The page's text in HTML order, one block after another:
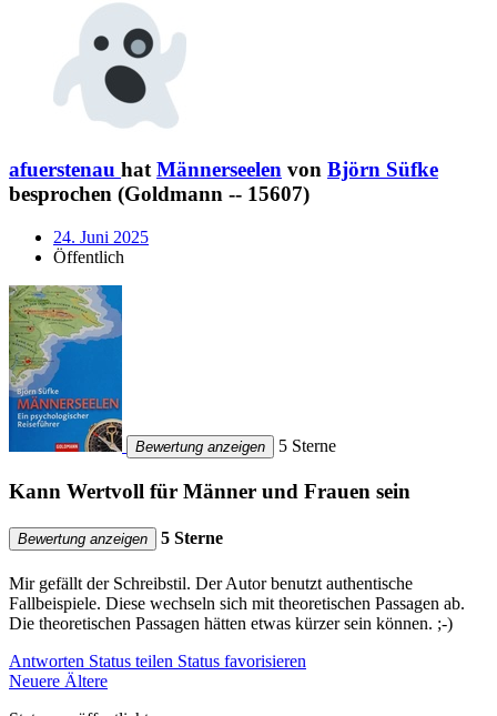
afuerstenau hat Männerseelen von Björn Süfke
besprochen (Goldmann -- 15607)
24. Juni 2025
Öffentlich
Bewertung anzeigen 5 Sterne
Kann Wertvoll für Männer und Frauen sein
Bewertung anzeigen 5 Sterne
Mir gefällt der Schreibstil. Der Autor benutzt authentische
Fallbeispiele. Diese wechseln sich mit theoretischen Passagen ab.
Die theoretischen Passagen hätten etwas kürzer sein können. ;-)
Antworten Status teilen Status favorisieren
Neuere Ältere